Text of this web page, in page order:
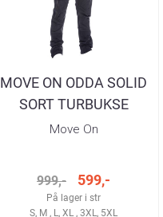
MOVE ON ODDA SOLID
SORT TURBUKSE
HERRE
Move On
999,- 599,-
På lager i str
S, M , L, XL , 3XL, 5XL